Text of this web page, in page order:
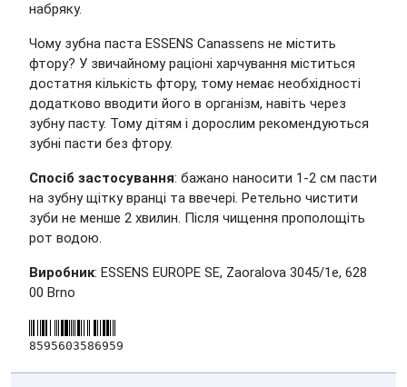
набряку.
Чому зубна паста ESSENS Canassens не містить
фтору? У звичайному раціоні харчування міститься
достатня кількість фтору, тому немає необхідності
додатково вводити його в організм, навіть через
зубну пасту. Тому дітям і дорослим рекомендуються
зубні пасти без фтору.
Спосіб застосування: бажано наносити 1-2 см пасти
на зубну щітку вранці та ввечері. Ретельно чистити
зуби не менше 2 хвилин. Після чищення прополощіть
рот водою.
Виробник: ESSENS EUROPE SE, Zaoralova 3045/1e, 628
00 Brno
8595603586959